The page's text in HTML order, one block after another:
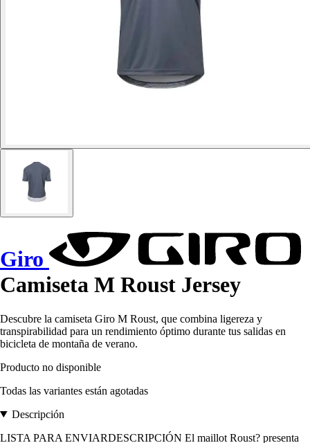
Giro
Camiseta M Roust Jersey
Descubre la camiseta Giro M Roust, que combina ligereza y
transpirabilidad para un rendimiento óptimo durante tus salidas en
bicicleta de montaña de verano.
Producto no disponible
Todas las variantes están agotadas
Descripción
LISTA PARA ENVIARDESCRIPCIÓN El maillot Roust? presenta